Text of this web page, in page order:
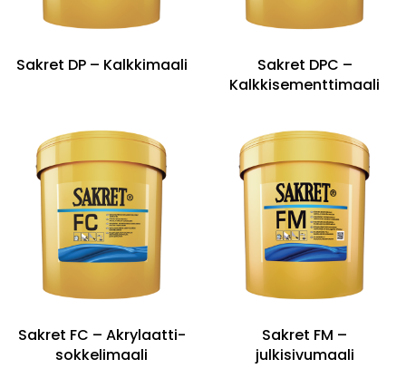
Sakret DP – Kalkkimaali
Sakret DPC –
Kalkkisementtimaali
Sakret FC – Akrylaatti-
sokkelimaali
Sakret FM –
julkisivumaali